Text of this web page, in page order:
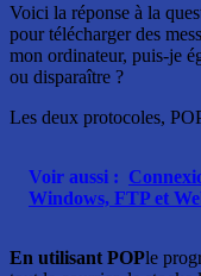
Voici la réponse à la
pour télécharger des
mon ordinateur, puis-je
ou disparaître ?
Les deux protocoles,
Voir aussi :
Windows, FTP et
En utilisant POPle